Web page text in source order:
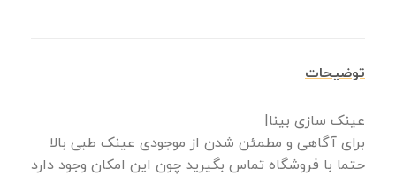
توضیحات
عینک سازی بینا|
برای آگاهی و مطمئن شدن از موجودی عینک طبی بالا
حتما با فروشگاه تماس بگیرید چون این امکان وجود دارد